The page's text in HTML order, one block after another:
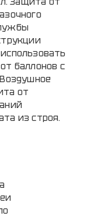
баллонов с
от
из строя.